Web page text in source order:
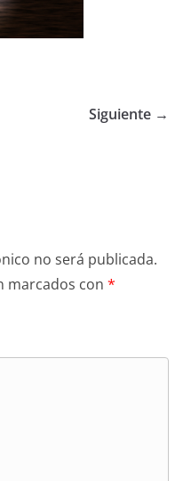
Siguiente →
no será publicada.
marcados con *